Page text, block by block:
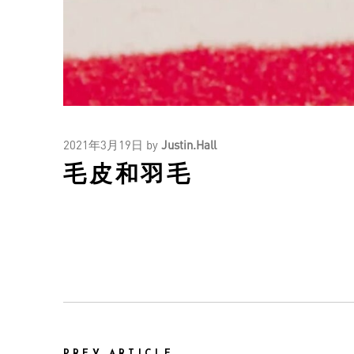
2021年3月19日 by Justin.Hall
毛皮和羽毛